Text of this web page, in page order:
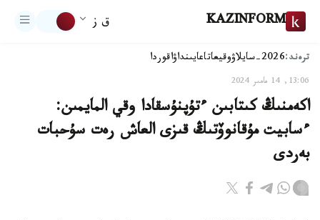
KAZINFORM ق ز
ترەند:2026-سايلاۋ وقيعاتاعايىنداۋاقوردا
13:06, 14 مامىر 2024
اكەمنىڭ كىتابىن ءتۇپنۇسقادا وقي المايمىن:
ءسابيت مۇقانوۆتىڭ قىزى العاش رەت سۇحبات
بەردى